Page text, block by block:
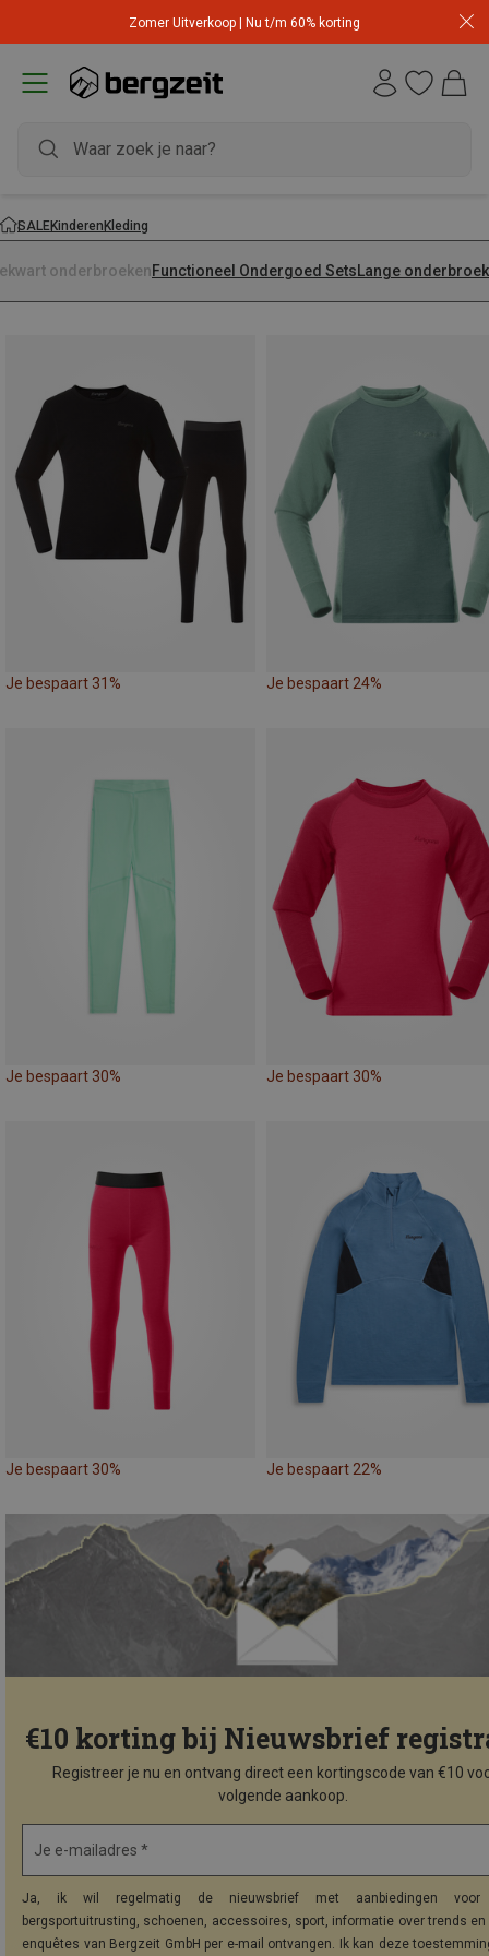
Zomer Uitverkoop | Nu t/m 60% korting
SALEKinderenKleding
onderbroekenFunctioneel Ondergoed SetsLange
Je bespaart 31% Je bespaart 24%
Je bespaart 30% Je bespaart 30%
Je bespaart 30% Je bespaart 22%
€10 korting bij Nieuwsbrief
Registreer je nu en ontvang direct een kortingscode van €10
volgende aankoop.
Je e-mailadres *
Ja, ik wil regelmatig de nieuwsbrief met aanbiedingen voor
bergsportuitrusting, schoenen, accessoires, sport, informatie over trends
enquêtes van Bergzeit GmbH per e-mail ontvangen. Ik kan deze